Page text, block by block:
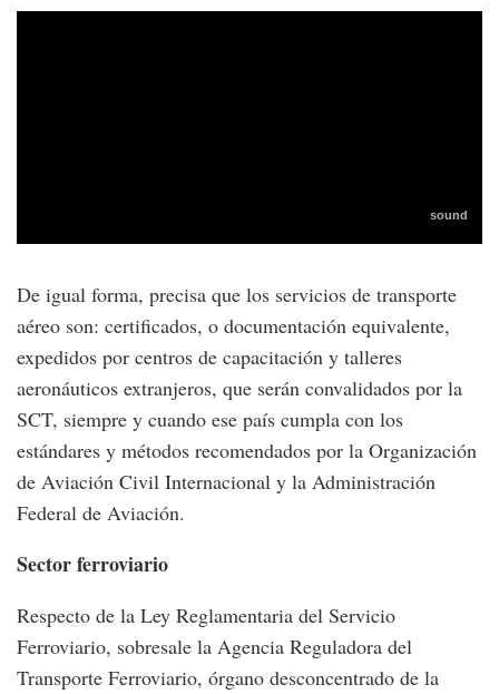
De igual forma, precisa que los servicios de transporte
aéreo son: certificados, o documentación equivalente,
expedidos por centros de capacitación y talleres
aeronáuticos extranjeros, que serán convalidados por la
SCT, siempre y cuando ese país cumpla con los
estándares y métodos recomendados por la Organización
de Aviación Civil Internacional y la Administración
Federal de Aviación.
Sector ferroviario
Respecto de la Ley Reglamentaria del Servicio
Ferroviario, sobresale la Agencia Reguladora del
Transporte Ferroviario, órgano desconcentrado de la